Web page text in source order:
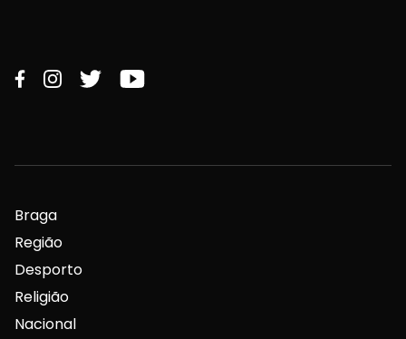
Braga
Região
Desporto
Religião
Nacional